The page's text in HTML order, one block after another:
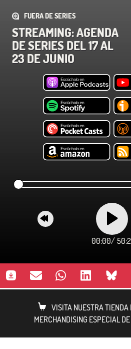
FUERA DE SERIES
STREAMING: AGENDA
DE SERIES DEL 17 AL
23 DE JUNIO
00:00/
VISITA NUESTRA TIENDA
MERCHANDISING ESPECIAL DE